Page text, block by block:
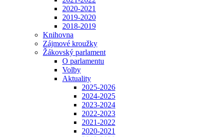
2020-2021
2019-2020
2018-2019
Knihovna
Zájmové kroužky
Žákovský parlament
O parlamentu
Volby
Aktuality
2025-2026
2024-2025
2023-2024
2022-2023
2021-2022
2020-2021